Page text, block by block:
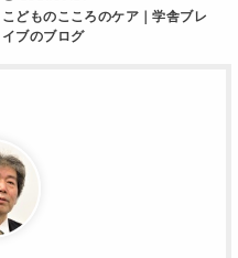
こどものこころのケア｜学舎ブレ
イブのブログ